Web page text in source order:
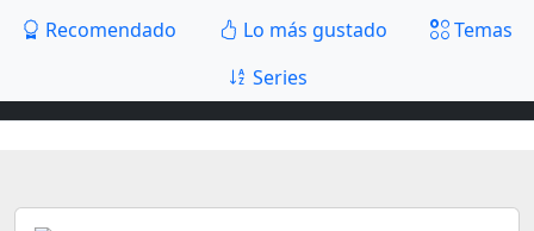
Recomendado
Lo más gustado
Temas
Series